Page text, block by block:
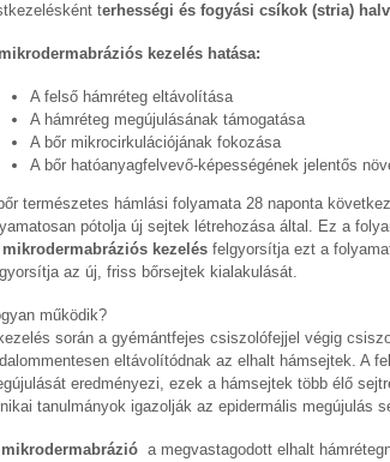
terhességi és fogyási csíkok (stria)
kezelés hatása:
A felső hámréteg eltávolítása
A hámréteg megújulásának támogatása
A bőr mikrocirkulációjának fokozása
A bőr hatóanyagfelvevő-képességének jelentős
természetes hámlási folyamata 28 naponta
pótolja új sejtek létrehozása által. Ez a
mikrodermabráziós kezelés felgyorsítja ezt a
az új, friss bőrsejtek kialakulását.
működik?
során a gyémántfejes csiszolófejjel végig
eltávolítódnak az elhalt hámsejtek. A
eredményezi, ezek a hámsejtek több élő
tanulmányok igazolják az epidermális megújulás
mikrodermabrázió a megvastagodott elhalt